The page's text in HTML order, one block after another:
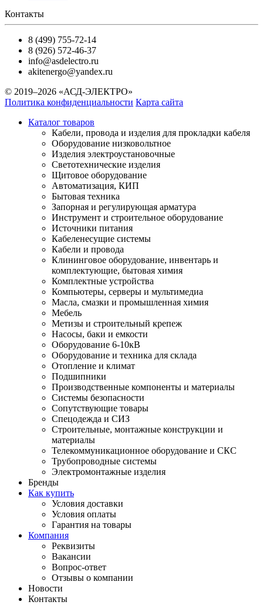
Контакты
8 (499) 755-72-14
8 (926) 572-46-37
info@asdelectro.ru
akitenergo@yandex.ru
© 2019–2026 «АСД-ЭЛЕКТРО»
Политика конфиденциальности Карта сайта
Каталог товаров
Кабели, провода и изделия для прокладки кабеля
Оборудование низковольтное
Изделия электроустановочные
Светотехнические изделия
Щитовое оборудование
Автоматизация, КИП
Бытовая техника
Запорная и регулирующая арматура
Инструмент и строительное оборудование
Источники питания
Кабеленесущие системы
Кабели и провода
Клининговое оборудование, инвентарь и
комплектующие, бытовая химия
Комплектные устройства
Компьютеры, серверы и мультимедиа
Масла, смазки и промышленная химия
Мебель
Метизы и строительный крепеж
Насосы, баки и емкости
Оборудование 6-10кВ
Оборудование и техника для склада
Отопление и климат
Подшипники
Производственные компоненты и материалы
Системы безопасности
Сопутствующие товары
Спецодежда и СИЗ
Строительные, монтажные конструкции и
материалы
Телекоммуникационное оборудование и СКС
Трубопроводные системы
Электромонтажные изделия
Бренды
Как купить
Условия доставки
Условия оплаты
Гарантия на товары
Компания
Реквизиты
Вакансии
Вопрос-ответ
Отзывы о компании
Новости
Контакты